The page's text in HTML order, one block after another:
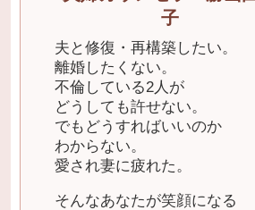
子
夫と修復・再構築したい。
離婚したくない。
不倫している2人が
どうしても許せない。
でもどうすればいいのか
わからない。
愛され妻に疲れた。
そんなあなたが笑顔になる